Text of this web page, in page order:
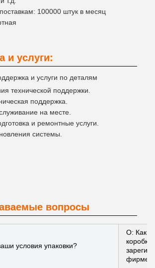
100000 штук в месяц
и услуги:
и услуги по деталям
технической поддержки.
поддержка.
на месте.
и ремонтные услуги.
системы.
вопросы
условия упаковки?
О: Как
коробки